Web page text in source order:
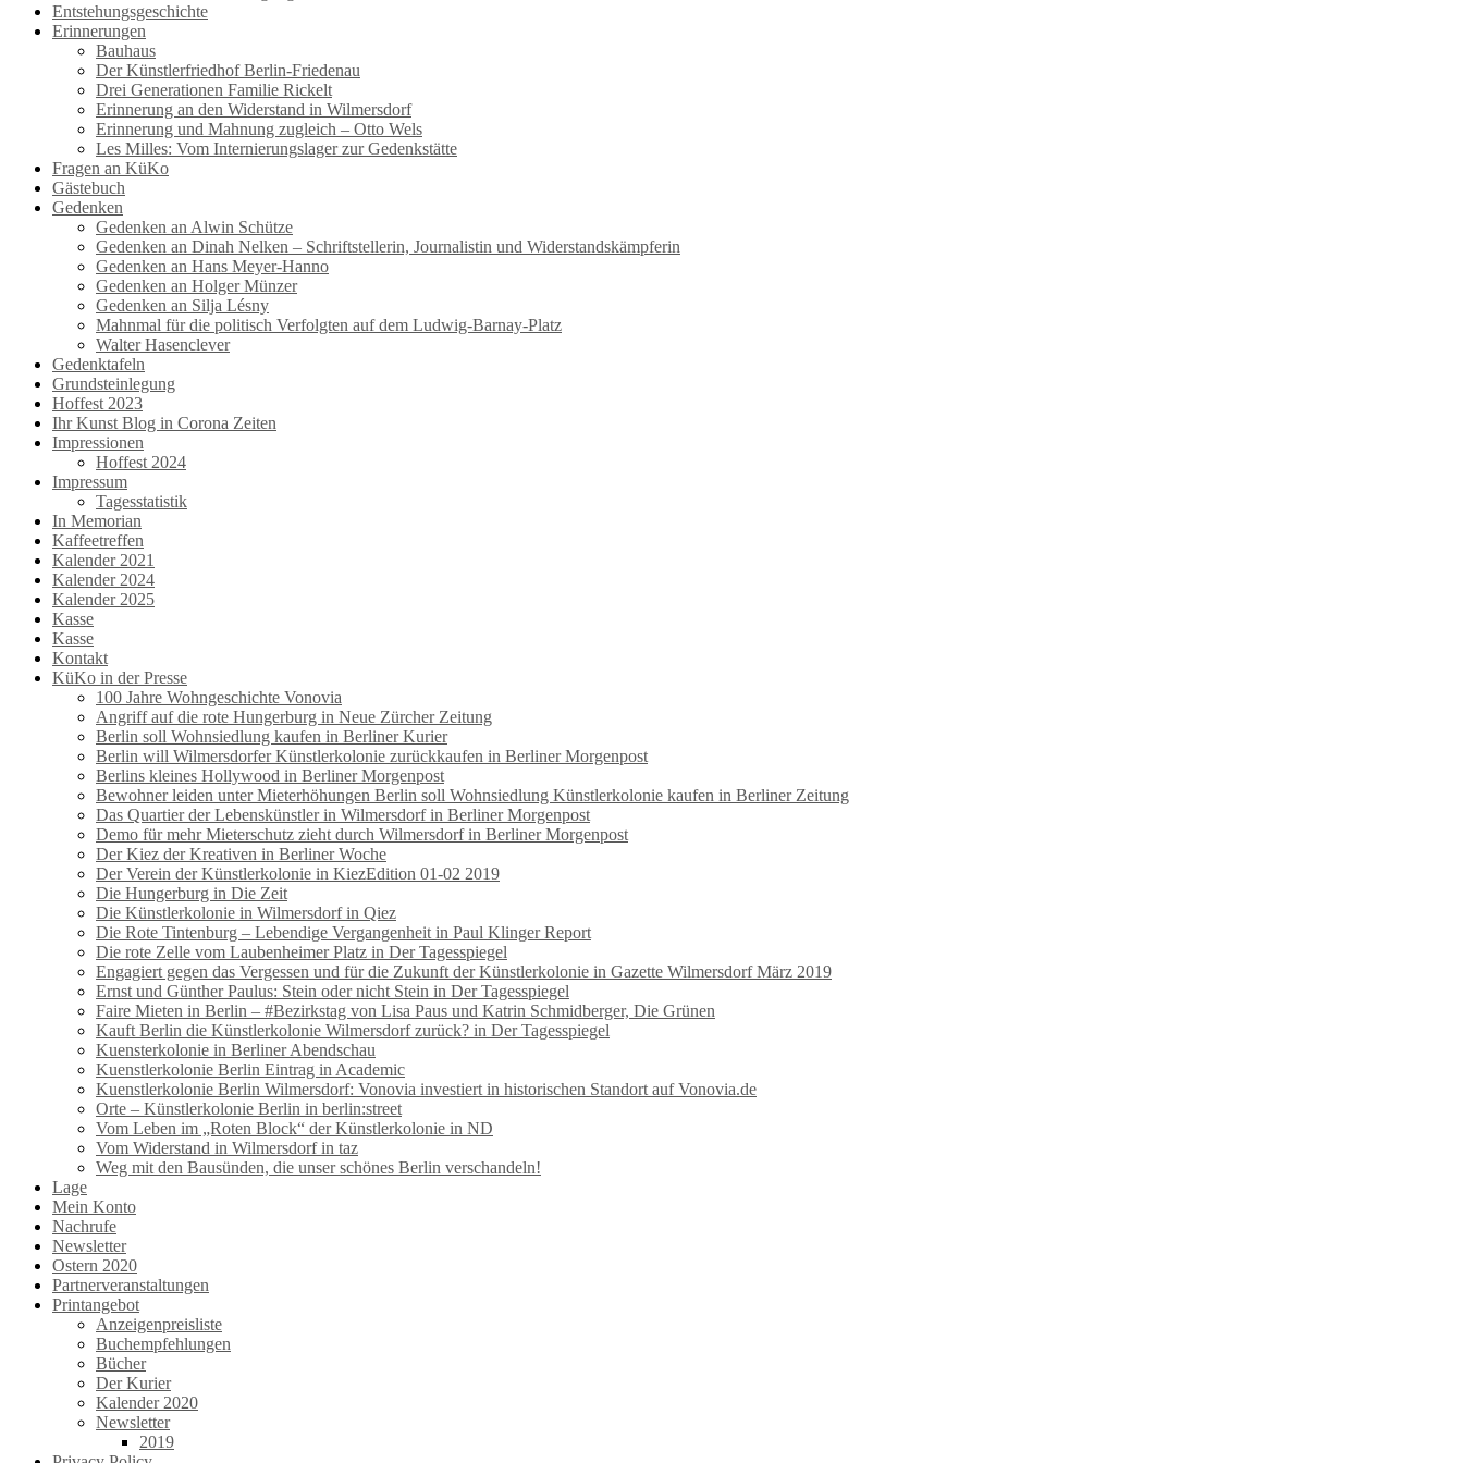
Entstehungsgeschichte
Erinnerungen
Bauhaus
Der Künstlerfriedhof Berlin-Friedenau
Drei Generationen Familie Rickelt
Erinnerung an den Widerstand in Wilmersdorf
Erinnerung und Mahnung zugleich – Otto Wels
Les Milles: Vom Internierungslager zur Gedenkstätte
Fragen an KüKo
Gästebuch
Gedenken
Gedenken an Alwin Schütze
Gedenken an Dinah Nelken – Schriftstellerin, Journalistin und Widerstandskämpferin
Gedenken an Hans Meyer-Hanno
Gedenken an Holger Münzer
Gedenken an Silja Lésny
Mahnmal für die politisch Verfolgten auf dem Ludwig-Barnay-Platz
Walter Hasenclever
Gedenktafeln
Grundsteinlegung
Hoffest 2023
Ihr Kunst Blog in Corona Zeiten
Impressionen
Hoffest 2024
Impressum
Tagesstatistik
In Memorian
Kaffeetreffen
Kalender 2021
Kalender 2024
Kalender 2025
Kasse
Kasse
Kontakt
KüKo in der Presse
100 Jahre Wohngeschichte Vonovia
Angriff auf die rote Hungerburg in Neue Zürcher Zeitung
Berlin soll Wohnsiedlung kaufen in Berliner Kurier
Berlin will Wilmersdorfer Künstlerkolonie zurückkaufen in Berliner Morgenpost
Berlins kleines Hollywood in Berliner Morgenpost
Bewohner leiden unter Mieterhöhungen Berlin soll Wohnsiedlung Künstlerkolonie kaufen in Berliner Zeitung
Das Quartier der Lebenskünstler in Wilmersdorf in Berliner Morgenpost
Demo für mehr Mieterschutz zieht durch Wilmersdorf in Berliner Morgenpost
Der Kiez der Kreativen in Berliner Woche
Der Verein der Künstlerkolonie in KiezEdition 01-02 2019
Die Hungerburg in Die Zeit
Die Künstlerkolonie in Wilmersdorf in Qiez
Die Rote Tintenburg – Lebendige Vergangenheit in Paul Klinger Report
Die rote Zelle vom Laubenheimer Platz in Der Tagesspiegel
Engagiert gegen das Vergessen und für die Zukunft der Künstlerkolonie in Gazette Wilmersdorf März 2019
Ernst und Günther Paulus: Stein oder nicht Stein in Der Tagesspiegel
Faire Mieten in Berlin – #Bezirkstag von Lisa Paus und Katrin Schmidberger, Die Grünen
Kauft Berlin die Künstlerkolonie Wilmersdorf zurück? in Der Tagesspiegel
Kuensterkolonie in Berliner Abendschau
Kuenstlerkolonie Berlin Eintrag in Academic
Kuenstlerkolonie Berlin Wilmersdorf: Vonovia investiert in historischen Standort auf Vonovia.de
Orte – Künstlerkolonie Berlin in berlin:street
Vom Leben im „Roten Block“ der Künstlerkolonie in ND
Vom Widerstand in Wilmersdorf in taz
Weg mit den Bausünden, die unser schönes Berlin verschandeln!
Lage
Mein Konto
Nachrufe
Newsletter
Ostern 2020
Partnerveranstaltungen
Printangebot
Anzeigenpreisliste
Buchempfehlungen
Bücher
Der Kurier
Kalender 2020
Newsletter
2019